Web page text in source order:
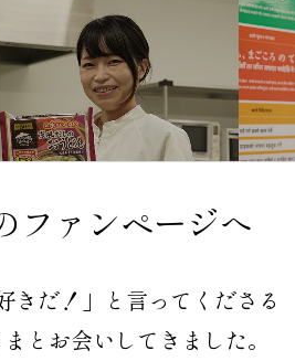
ファンページへ
だ！」
と言ってくださる
とお会いしてきました。